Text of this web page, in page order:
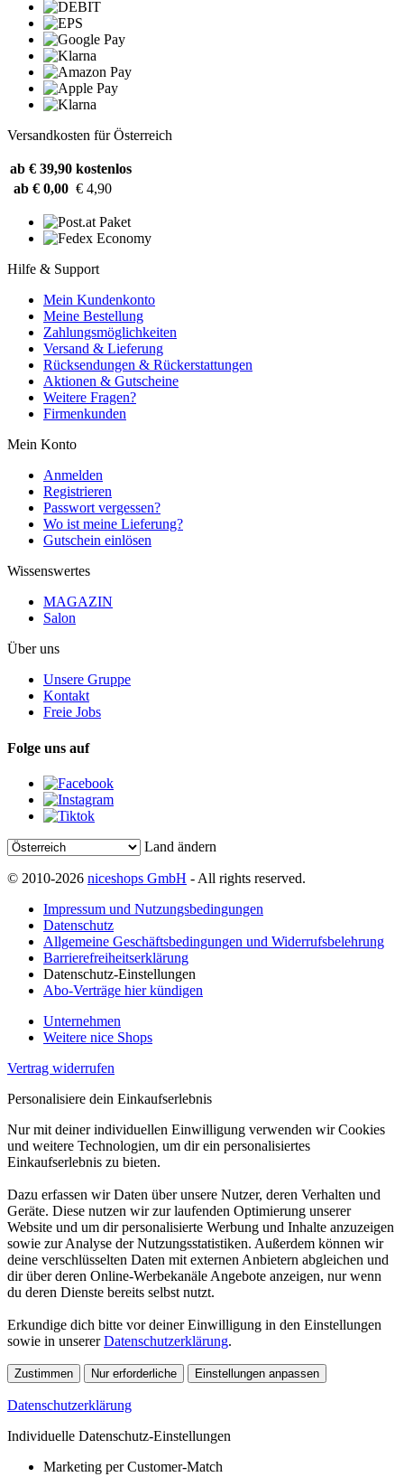
Versandkosten für Österreich
ab € 39,90 kostenlos
ab € 0,00 € 4,90
Hilfe & Support
Mein Kundenkonto
Meine Bestellung
Zahlungsmöglichkeiten
Versand & Lieferung
Rücksendungen & Rückerstattungen
Aktionen & Gutscheine
Weitere Fragen?
Firmenkunden
Mein Konto
Anmelden
Registrieren
Passwort vergessen?
Wo ist meine Lieferung?
Gutschein einlösen
Wissenswertes
MAGAZIN
Salon
Über uns
Unsere Gruppe
Kontakt
Freie Jobs
Folge uns auf
Land ändern
© 2010-2026 niceshops GmbH - All rights reserved.
Impressum und Nutzungsbedingungen
Datenschutz
Allgemeine Geschäftsbedingungen und Widerrufsbelehrung
Barrierefreiheitserklärung
Datenschutz-Einstellungen
Abo-Verträge hier kündigen
Unternehmen
Weitere nice Shops
Vertrag widerrufen
Personalisiere dein Einkaufserlebnis
Nur mit deiner individuellen Einwilligung verwenden wir Cookies
und weitere Technologien, um dir ein personalisiertes
Einkaufserlebnis zu bieten.
Dazu erfassen wir Daten über unsere Nutzer, deren Verhalten und
Geräte. Diese nutzen wir zur laufenden Optimierung unserer
Website und um dir personalisierte Werbung und Inhalte anzuzeigen
sowie zur Analyse der Nutzungsstatistiken. Außerdem können wir
deine verschlüsselten Daten mit externen Anbietern abgleichen und
dir über deren Online-Werbekanäle Angebote anzeigen, nur wenn
du deren Dienste bereits selbst nutzt.
Erkundige dich bitte vor deiner Einwilligung in den Einstellungen
sowie in unsererDatenschutzerklärung.
Zustimmen Nur erforderliche Einstellungen anpassen
Datenschutzerklärung
Individuelle Datenschutz-Einstellungen
Marketing per Customer-Match